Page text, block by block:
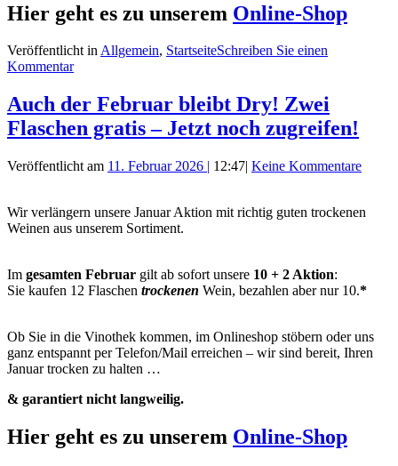
Hier geht es zu unserem Online-Shop
Veröffentlicht inAllgemein, StartseiteSchreiben Sie einen
Kommentar
Auch der Februar bleibt Dry! Zwei
Flaschen gratis – Jetzt noch zugreifen!
Veröffentlicht am 11. Februar 2026 | 12:47| Keine Kommentare
Wir verlängern unsere Januar Aktion mit richtig guten trockenen
Weinen aus unserem Sortiment.
Im gesamten Februar gilt ab sofort unsere 10 + 2 Aktion:
Sie kaufen 12 Flaschen trockenen Wein, bezahlen aber nur 10.*
Ob Sie in die Vinothek kommen, im Onlineshop stöbern oder uns
ganz entspannt per Telefon/Mail erreichen – wir sind bereit, Ihren
Januar trocken zu halten …
& garantiert nicht langweilig.
Hier geht es zu unserem Online-Shop